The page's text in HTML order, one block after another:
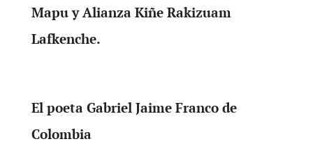
Mapu y Alianza Kiñe Rakizuam
Lafkenche.
El poeta Gabriel Jaime Franco de
Colombia